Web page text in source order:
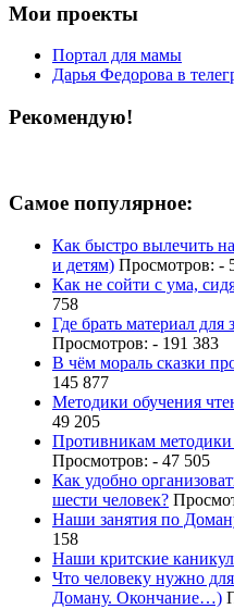
Мои проекты
Портал для мамы
Дарья Федорова в
Рекомендую!
Самое популярное:
Как быстро вылечить
и детям) Просмотров: -
Как не сойти с ума,
758
Где брать материал
Просмотров: - 191 383
В чём мораль сказки
145 877
Методики обучения
49 205
Противникам
Просмотров: - 47 505
Как удобно
шести человек?
Наши занятия по
158
Наши критские
Что человеку нужно
Доману. Окончание…)